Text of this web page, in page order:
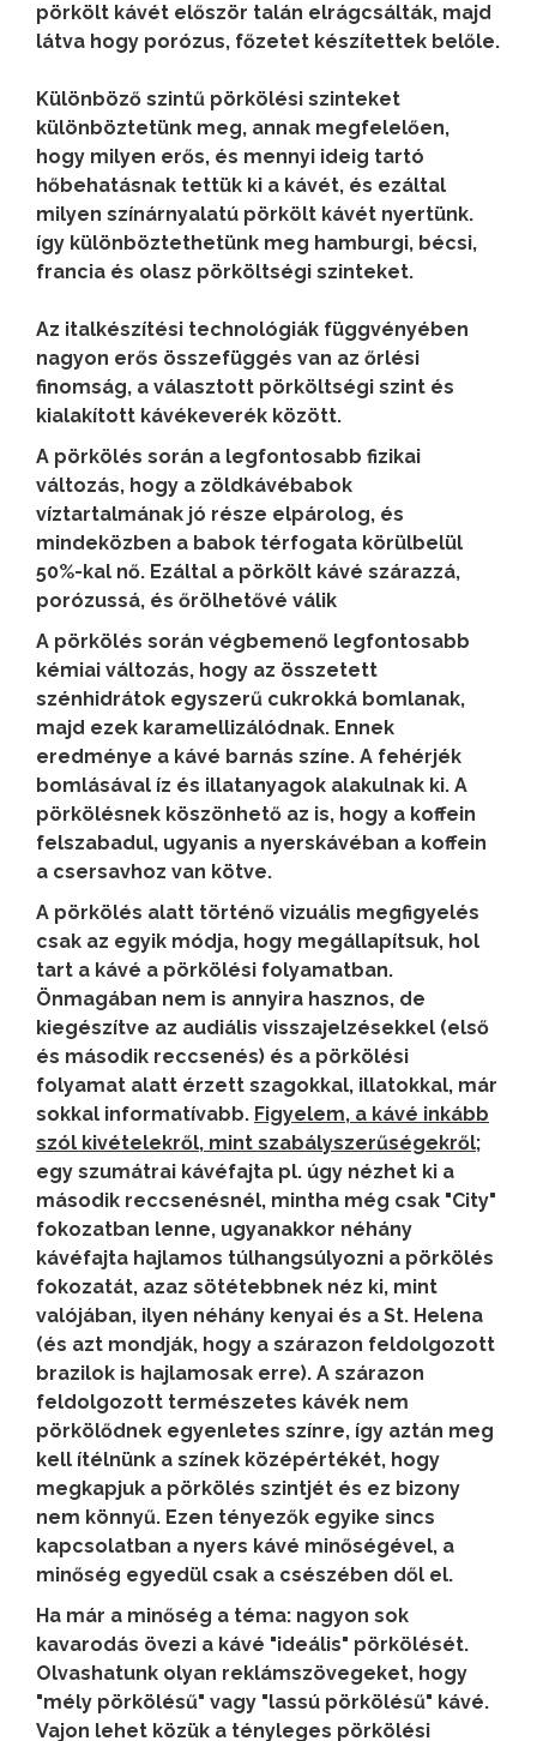
pörkölt kávét először talán elrágcsálták, majd
látva hogy porózus, főzetet készítettek belőle.
Különböző szintű pörkölési szinteket
különböztetünk meg, annak megfelelően,
hogy milyen erős, és mennyi ideig tartó
hőbehatásnak tettük ki a kávét, és ezáltal
milyen színárnyalatú pörkölt kávét nyertünk.
így különböztethetünk meg hamburgi, bécsi,
francia és olasz pörköltségi szinteket.
Az italkészítési technológiák függvényében
nagyon erős összefüggés van az őrlési
finomság, a választott pörköltségi szint és
kialakított kávékeverék között.
A pörkölés során a legfontosabb fizikai
változás, hogy a zöldkávébabok
víztartalmának jó része elpárolog, és
mindeközben a babok térfogata körülbelül
50%-kal nő. Ezáltal a pörkölt kávé szárazzá,
porózussá, és őrölhetővé válik
A pörkölés során végbemenő legfontosabb
kémiai változás, hogy az összetett
szénhidrátok egyszerű cukrokká bomlanak,
majd ezek karamellizálódnak. Ennek
eredménye a kávé barnás színe. A fehérjék
bomlásával íz és illatanyagok alakulnak ki. A
pörkölésnek köszönhető az is, hogy a koffein
felszabadul, ugyanis a nyerskávéban a koffein
a csersavhoz van kötve.
A pörkölés alatt történő vizuális megfigyelés
csak az egyik módja, hogy megállapítsuk, hol
tart a kávé a pörkölési folyamatban.
Önmagában nem is annyira hasznos, de
kiegészítve az audiális visszajelzésekkel (első
és második reccsenés) és a pörkölési
folyamat alatt érzett szagokkal, illatokkal, már
sokkal informatívabb. Figyelem, a kávé inkább
szól kivételekről, mint szabályszerűségekről;
egy szumátrai kávéfajta pl. úgy nézhet ki a
második reccsenésnél, mintha még csak "City"
fokozatban lenne, ugyanakkor néhány
kávéfajta hajlamos túlhangsúlyozni a pörkölés
fokozatát, azaz sötétebbnek néz ki, mint
valójában, ilyen néhány kenyai és a St. Helena
(és azt mondják, hogy a szárazon feldolgozott
brazilok is hajlamosak erre). A szárazon
feldolgozott természetes kávék nem
pörkölődnek egyenletes színre, így aztán meg
kell ítélnünk a színek középértékét, hogy
megkapjuk a pörkölés szintjét és ez bizony
nem könnyű. Ezen tényezők egyike sincs
kapcsolatban a nyers kávé minőségével, a
minőség egyedül csak a csészében dől el.
Ha már a minőség a téma: nagyon sok
kavarodás övezi a kávé "ideális" pörkölését.
Olvashatunk olyan reklámszövegeket, hogy
"mély pörkölésű" vagy "lassú pörkölésű" kávé.
Vajon lehet közük a tényleges pörkölési